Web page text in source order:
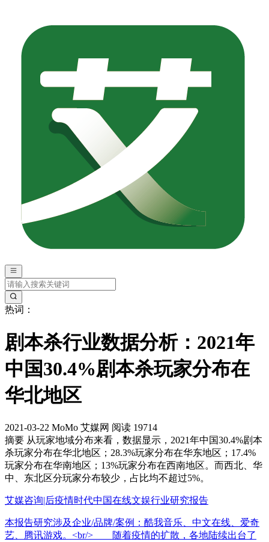
热词：
剧本杀行业数据分析：2021年
中国30.4%剧本杀玩家分布在
华北地区
2021-03-22 MoMo 艾媒网 阅读 19714
摘要 从玩家地域分布来看，数据显示，2021年中国30.4%剧本
杀玩家分布在华北地区；28.3%玩家分布在华东地区；17.4%
玩家分布在华南地区；13%玩家分布在西南地区。而西北、华
中、东北区分玩家分布较少，占比均不超过5%。
艾媒咨询|后疫情时代中国在线文娱行业研究报告
本报告研究涉及企业/品牌/案例：酷我音乐、中文在线、爱奇
艺、腾讯游戏。<br/> 随着疫情的扩散，各地陆续出台了